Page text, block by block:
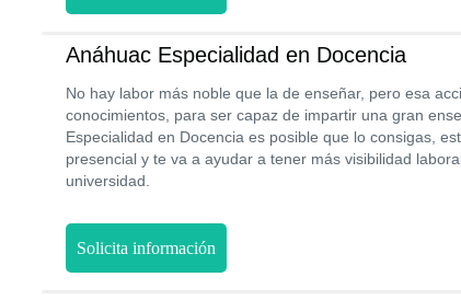
Anáhuac Especialidad en Docencia
No hay labor más noble que la de enseñar, pero esa
conocimientos, para ser capaz de impartir una gran
Especialidad en Docencia es posible que lo consigas,
presencial y te va a ayudar a tener más visibilidad
universidad.
Solicita información